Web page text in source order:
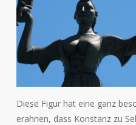
Diese Figur hat eine ganz
erahnen, dass Konstanz zu